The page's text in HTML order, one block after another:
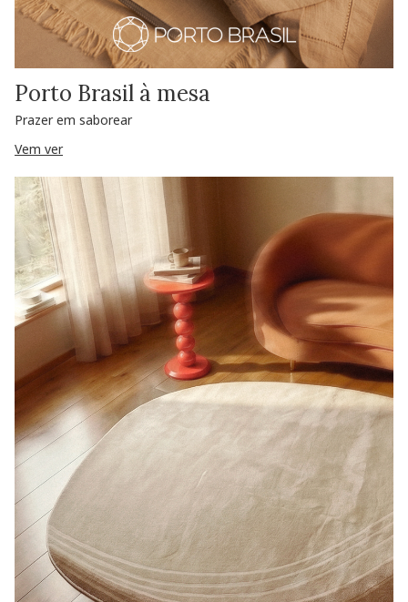
Porto Brasil à mesa
Prazer em saborear
Vem ver